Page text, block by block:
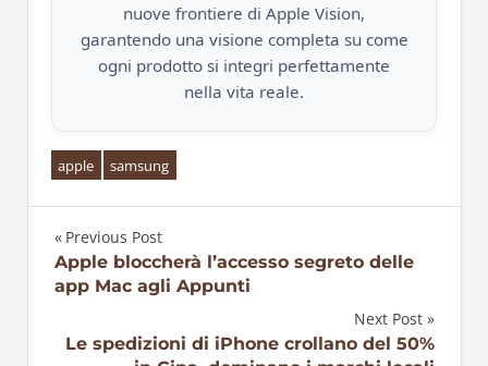
nuove frontiere di Apple Vision,
garantendo una visione completa su come
ogni prodotto si integri perfettamente
nella vita reale.
apple samsung
Navigazione
articoli
Previous Post
Apple bloccherà l’accesso segreto delle
app Mac agli Appunti
Next Post
Le spedizioni di iPhone crollano del 50%